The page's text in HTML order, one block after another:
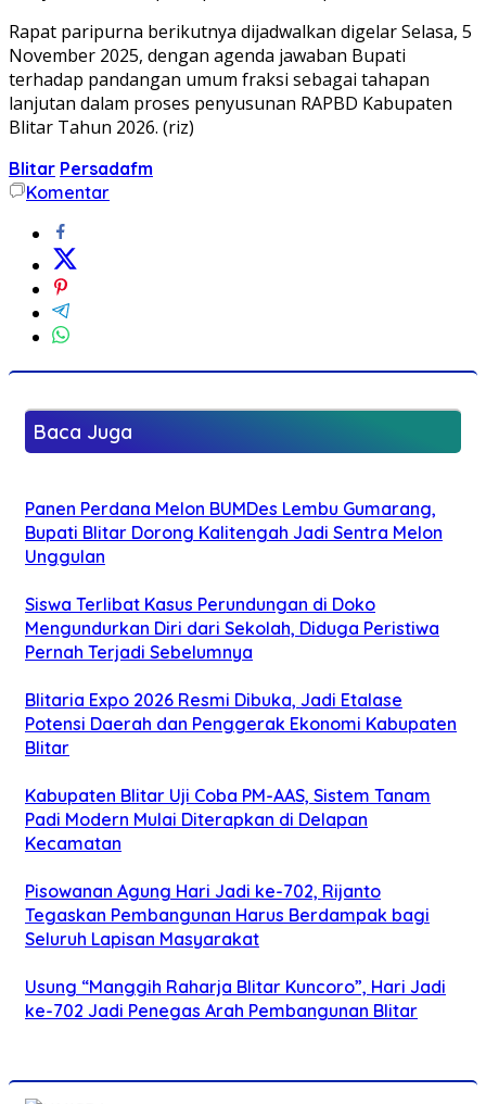
Rapat paripurna berikutnya dijadwalkan digelar Selasa, 5
November 2025, dengan agenda jawaban Bupati
terhadap pandangan umum fraksi sebagai tahapan
lanjutan dalam proses penyusunan RAPBD Kabupaten
Blitar Tahun 2026. (riz)
Blitar Persadafm
Komentar
Baca Juga
Panen Perdana Melon BUMDes Lembu Gumarang,
Bupati Blitar Dorong Kalitengah Jadi Sentra Melon
Unggulan
Siswa Terlibat Kasus Perundungan di Doko
Mengundurkan Diri dari Sekolah, Diduga Peristiwa
Pernah Terjadi Sebelumnya
Blitaria Expo 2026 Resmi Dibuka, Jadi Etalase
Potensi Daerah dan Penggerak Ekonomi Kabupaten
Blitar
Kabupaten Blitar Uji Coba PM-AAS, Sistem Tanam
Padi Modern Mulai Diterapkan di Delapan
Kecamatan
Pisowanan Agung Hari Jadi ke-702, Rijanto
Tegaskan Pembangunan Harus Berdampak bagi
Seluruh Lapisan Masyarakat
Usung “Manggih Raharja Blitar Kuncoro”, Hari Jadi
ke-702 Jadi Penegas Arah Pembangunan Blitar